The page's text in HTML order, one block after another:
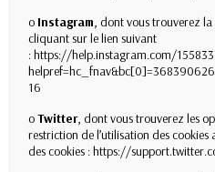
o Instagram , dont vous trouverez
cliquant sur le lien suivant
:https://help.instagram.com/
16
oTwitter, dont vous trouverez les
restriction de l’utilisation des
des cookies :https://